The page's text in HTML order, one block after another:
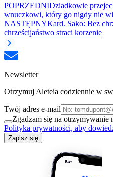
POPRZEDNIDziadkowie
wnuczkowi, który go nigdy nie
NASTĘPNYKard. Sako: Bez
chrześcijaństwo straci korzenie
Newsletter
Otrzymuj Aleteia codziennie w
Twój adres e-mail
Zgadzam się na otrzymywanie
Polityka prywatności, aby
Zapisz się